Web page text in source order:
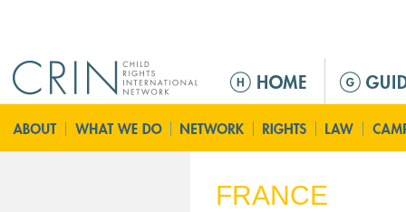
n
m
n
FRANCE